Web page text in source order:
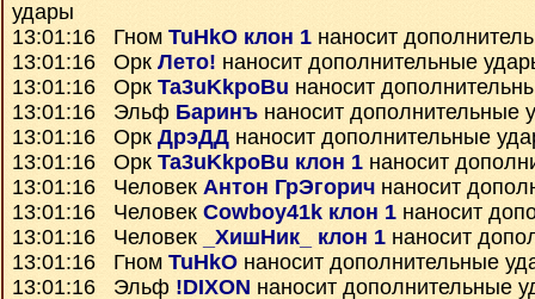
удары
13:01:16 Гном TuHkO клон 1 наносит
13:01:16 Орк Лето! наносит дополнительные
13:01:16 Орк Ta3uKkpoBu наносит
13:01:16 Эльф Баринъ наносит дополнительные
13:01:16 Орк ДрэДД наносит дополнительные
13:01:16 Орк Ta3uKkpoBu клон 1 наносит
13:01:16 Человек Антон ГрЭгорич наносит
13:01:16 Человек Cowboy41k клон 1 наносит
13:01:16 Человек
_ХишНик_ клон 1 наносит
13:01:16 Гном TuHkO наносит дополнительные
13:01:16 Эльф !DIXON наносит дополнительные